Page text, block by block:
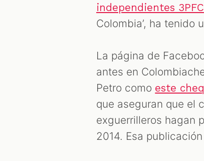
independientes 3PFC
Colombia’, ha tenido
La página de
antes en
Petro como este
que aseguran que el
exguerrilleros hagan
2014. Esa